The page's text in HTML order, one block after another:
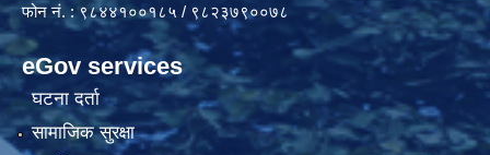
फोन नं. : ९८४४१००१८५ / ९८२३७९००७८
eGov services
घटना दर्ता
सामाजिक सुरक्षा